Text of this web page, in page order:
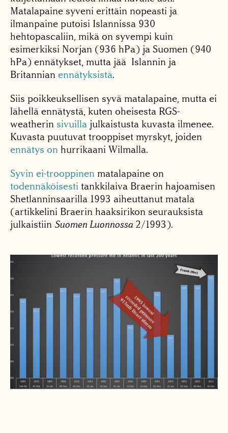
Matalapaine syveni erittäin nopeasti ja
ilmanpaine putoisi Islannissa 930
hehtopascaliin, mikä on syvempi kuin
esimerkiksi Norjan (936 hPa) ja Suomen (940
hPa) ennätykset, mutta jää Islannin ja
Britannian ennätyksistä.
Siis poikkeuksellisen syvä matalapaine, mutta ei
lähellä ennätystä, kuten oheisesta RGS-
weatherin sivuilla julkaistusta kuvasta ilmenee.
Kuvasta puutuvat trooppiset myrskyt, joiden
ennätys on hurrikaani Wilmalla.
Syvin ei-trooppinen matalapaine on
todennäköisesti tankkilaiva Braerin hajoamisen
Shetlanninsaarilla 1993 aiheuttanut matala
(artikkelini Braerin haaksirikon seurauksista
julkaistiin Suomen Luonnossa 2/1993).